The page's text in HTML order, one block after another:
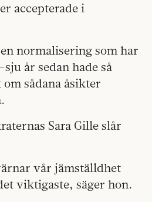
accepterade i
normalisering som har
år sedan hade så
sådana åsikter
Sara Gille slår
vår jämställdhet
viktigaste, säger hon.